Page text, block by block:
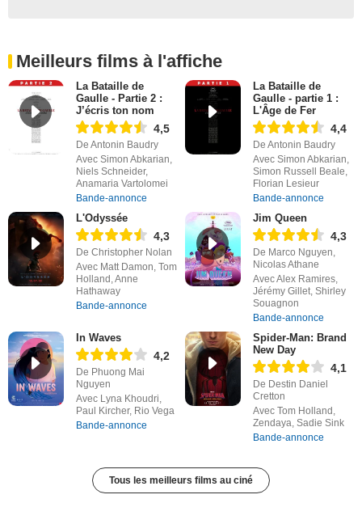
Meilleurs films à l'affiche
La Bataille de
Gaulle - Partie 2 :
J’écris ton nom
4,5
De Antonin Baudry
Avec Simon Abkarian,
Niels Schneider,
Anamaria Vartolomei
Bande-annonce
La Bataille de
Gaulle - partie 1 :
L'Âge de Fer
4,4
De Antonin Baudry
Avec Simon Abkarian,
Simon Russell Beale,
Florian Lesieur
Bande-annonce
L'Odyssée
4,3
De Christopher Nolan
Avec Matt Damon, Tom
Holland, Anne
Hathaway
Bande-annonce
Jim Queen
4,3
De Marco Nguyen,
Nicolas Athane
Avec Alex Ramires,
Jérémy Gillet, Shirley
Souagnon
Bande-annonce
In Waves
4,2
De Phuong Mai
Nguyen
Avec Lyna Khoudri,
Paul Kircher, Rio Vega
Bande-annonce
Spider-Man: Brand
New Day
4,1
De Destin Daniel
Cretton
Avec Tom Holland,
Zendaya, Sadie Sink
Bande-annonce
Tous les meilleurs films au ciné